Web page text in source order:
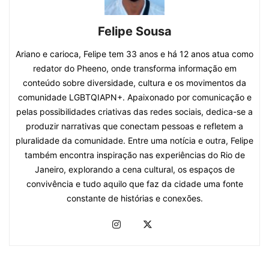
Felipe Sousa
Ariano e carioca, Felipe tem 33 anos e há 12 anos atua como
redator do Pheeno, onde transforma informação em
conteúdo sobre diversidade, cultura e os movimentos da
comunidade LGBTQIAPN+. Apaixonado por comunicação e
pelas possibilidades criativas das redes sociais, dedica-se a
produzir narrativas que conectam pessoas e refletem a
pluralidade da comunidade. Entre uma notícia e outra, Felipe
também encontra inspiração nas experiências do Rio de
Janeiro, explorando a cena cultural, os espaços de
convivência e tudo aquilo que faz da cidade uma fonte
constante de histórias e conexões.